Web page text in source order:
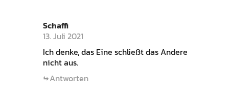
Schaffi
13. Juli 2021
Ich denke, das Eine schließt das Andere
nicht aus.
Antworten